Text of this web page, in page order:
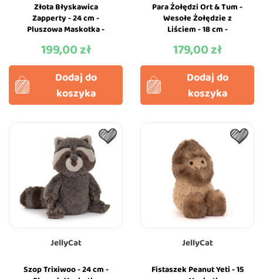
Złota Błyskawica
Zapperty - 24 cm -
Pluszowa Maskotka -
Cena
199,00 zł
Dodaj do
koszyka
Para Żołędzi Ort & Tum -
Wesołe Żołędzie z
Liściem - 18 cm -
JellyCat
Cena
179,00 zł
Dodaj do
koszyka
JellyCat
Szop Trixiwoo - 24 cm -
JellyCat
Fistaszek Peanut Yeti - 15